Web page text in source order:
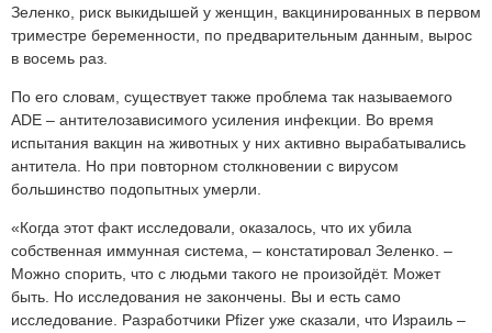
Зеленко, риск выкидышей у женщин, вакцинированных в первом
триместре беременности, по предварительным данным, вырос
в восемь раз.
По его словам, существует также проблема так называемого
ADE – антителозависимого усиления инфекции. Во время
испытания вакцин на животных у них активно вырабатывались
антитела. Но при повторном столкновении с вирусом
большинство подопытных умерли.
«Когда этот факт исследовали, оказалось, что их убила
собственная иммунная система, – констатировал Зеленко. –
Можно спорить, что с людьми такого не произойдёт. Может
быть. Но исследования не закончены. Вы и есть само
исследование. Разработчики Pfizer уже сказали, что Израиль –